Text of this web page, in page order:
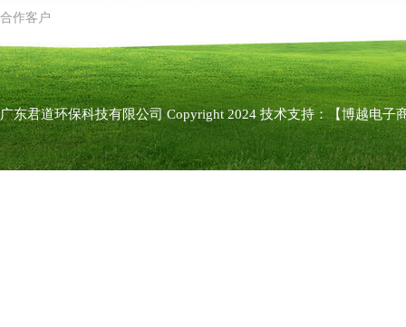
合作客户
广东君道环保科技有限公司 Copyright 2024 技术支持：【博越电子